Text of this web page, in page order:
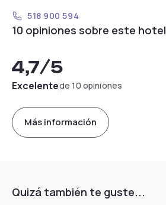
518 900 594
10 opiniones sobre este hotel
4,7/5
Excelentede 10 opiniones
Más información
Quizá también te guste...